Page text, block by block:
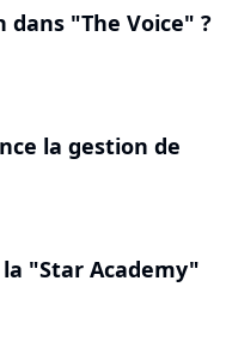
dans "The Voice" ?
la gestion de
"Star Academy"